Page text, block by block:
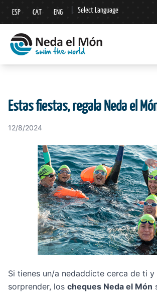
ESP CAT ENG Select Language
▼
Estas fiestas, regala Neda el
12/8/2024
Si tienes un/a nedaddicte cerca de ti
sorprender, los cheques Neda el Món